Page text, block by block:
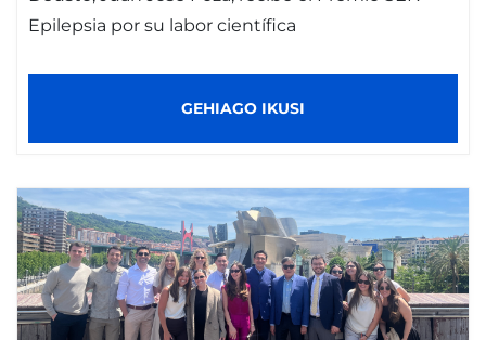
Epilepsia por su labor científica
GEHIAGO IKUSI